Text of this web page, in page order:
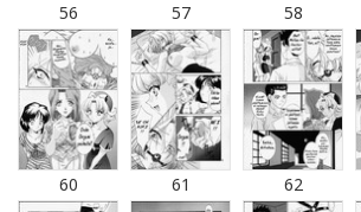
56 57 58
60 61 62